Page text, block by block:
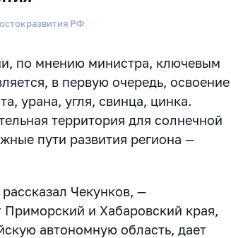
РФ
по мнению министра, ключевым
в первую очередь, освоение
урана, угля, свинца, цинка.
территория для солнечной
пути развития региона —
Чекунков, —
и Хабаровский края,
автономную область, дает